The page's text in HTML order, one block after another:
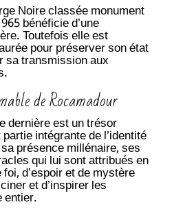
Noire classée monument
bénéficie d’une
Toutefois elle est
pour préserver son état
sa transmission aux
de Rocamadour
dernière est un trésor
intégrante de l’identité
présence millénaire, ses
qui lui sont attribués en
d’espoir et de mystère
et d’inspirer les
entier.